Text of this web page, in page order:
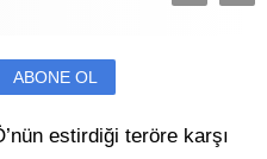
ABONE OL
estirdiği teröre karşı